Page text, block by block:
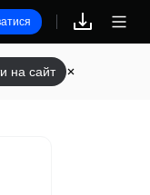
на сайт